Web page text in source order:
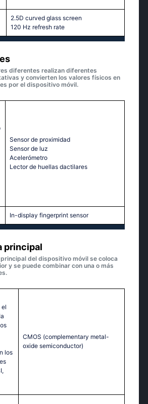
2.5D curved glass screen
120 Hz refresh rate
diferentes realizan diferentes
y convierten los valores físicos en
por el dispositivo móvil.
Sensor de proximidad
Sensor de luz
Acelerómetro
Lector de huellas dactilares
In-display fingerprint sensor
principal
principal del dispositivo móvil se coloca
y se puede combinar con una o más
el
los
CMOS (complementary metal-
oxide semiconductor)